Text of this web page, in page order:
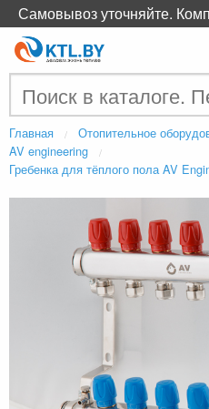
Главная Отопительное
AV engineering
Гребенка для тёплого пола AV
Самовывоз уточняйте.